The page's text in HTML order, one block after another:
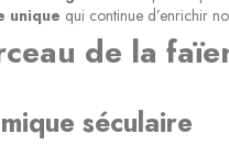
unique qui continue d’enrichir
de la
séculaire